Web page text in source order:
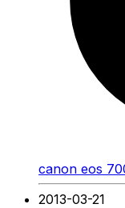
canon eos
2013-03-21